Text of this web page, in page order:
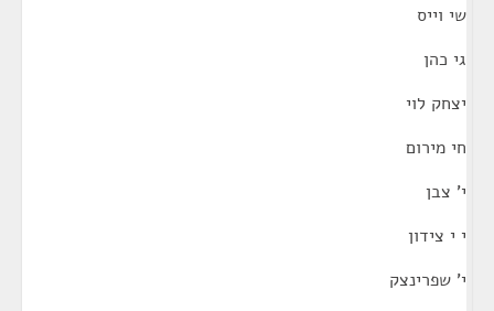
שי וייס
גי כהן
יצחק לוי
חי מירום
י' צבן
י י צידון
י' שפרינצק